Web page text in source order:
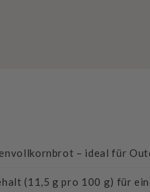
– ideal für
(11,5 g pro 100 g) für